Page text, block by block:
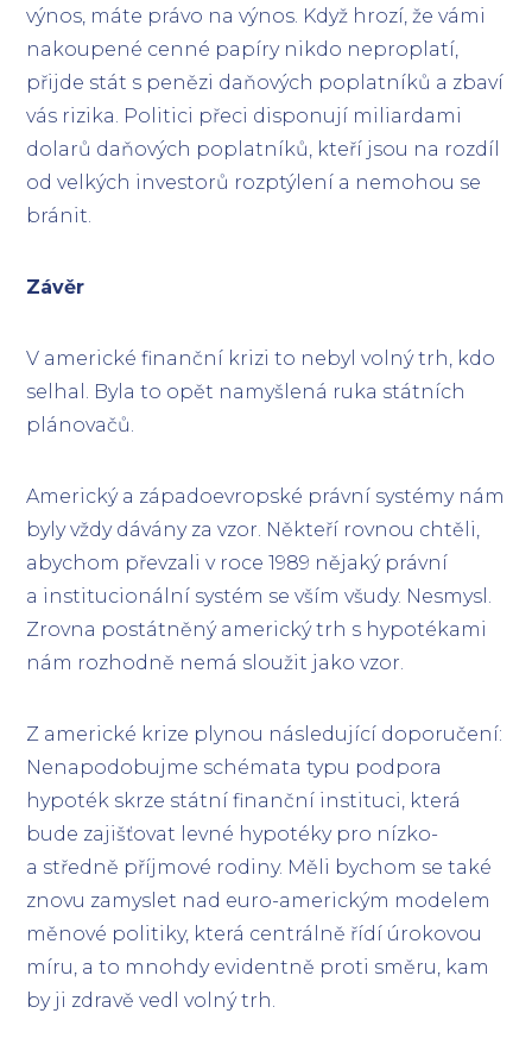
výnos, máte právo na výnos. Když hrozí, že vámi
nakoupené cenné papíry nikdo neproplatí,
přijde stát s penězi daňových poplatníků a zbaví
vás rizika. Politici přeci disponují miliardami
dolarů daňových poplatníků, kteří jsou na rozdíl
od velkých investorů rozptýlení a nemohou se
bránit.
Závěr
V americké finanční krizi to nebyl volný trh, kdo
selhal. Byla to opět namyšlená ruka státních
plánovačů.
Americký a západoevropské právní systémy nám
byly vždy dávány za vzor. Někteří rovnou chtěli,
abychom převzali v roce 1989 nějaký právní
a institucionální systém se vším všudy. Nesmysl.
Zrovna postátněný americký trh s hypotékami
nám rozhodně nemá sloužit jako vzor.
Z americké krize plynou následující doporučení:
Nenapodobujme schémata typu podpora
hypoték skrze státní finanční instituci, která
bude zajišťovat levné hypotéky pro nízko-
a středně příjmové rodiny. Měli bychom se také
znovu zamyslet nad euro-americkým modelem
měnové politiky, která centrálně řídí úrokovou
míru, a to mnohdy evidentně proti směru, kam
by ji zdravě vedl volný trh.